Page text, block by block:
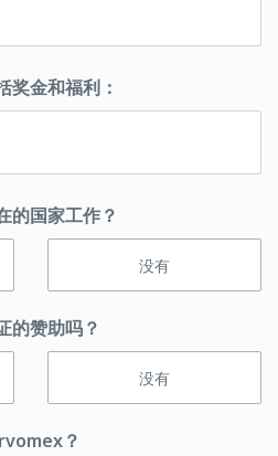
奖金和福利：
的国家工作？
没有
的赞助吗？
没有
？